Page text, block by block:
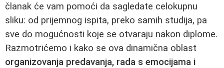
članak će vam pomoći da sagledate celokupnu
sliku: od prijemnog ispita, preko samih studija, pa
sve do mogućnosti koje se otvaraju nakon diplome.
Razmotrićemo i kako se ova dinamična oblast
organizovanja predavanja, rada s emocijama i